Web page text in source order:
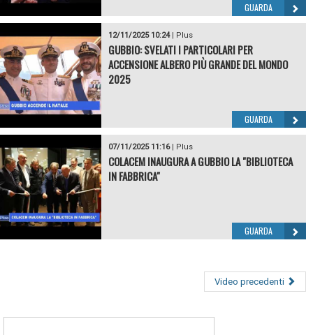
GUARDA
12/11/2025 10:24| Plus
GUBBIO: SVELATI I PARTICOLARI PER
ACCENSIONE ALBERO PIÙ GRANDE DEL MONDO
2025
GUARDA
07/11/2025 11:16| Plus
COLACEM INAUGURA A GUBBIO LA "BIBLIOTECA
IN FABBRICA"
GUARDA
Video precedenti